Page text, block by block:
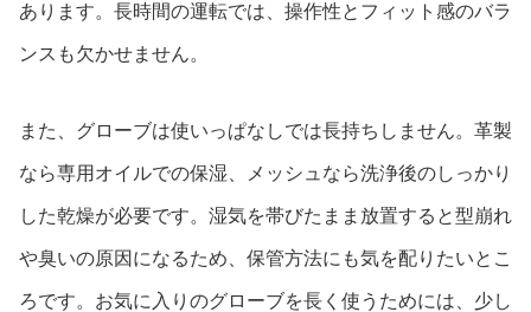
あります。長時間の運転では、操作性とフィット感のバラ
ンスも欠かせません。
また、グローブは使いっぱなしでは長持ちしません。革製
なら専用オイルでの保湿、メッシュなら洗浄後のしっかり
した乾燥が必要です。湿気を帯びたまま放置すると型崩れ
や臭いの原因になるため、保管方法にも気を配りたいとこ
ろです。お気に入りのグローブを長く使うためには、少し